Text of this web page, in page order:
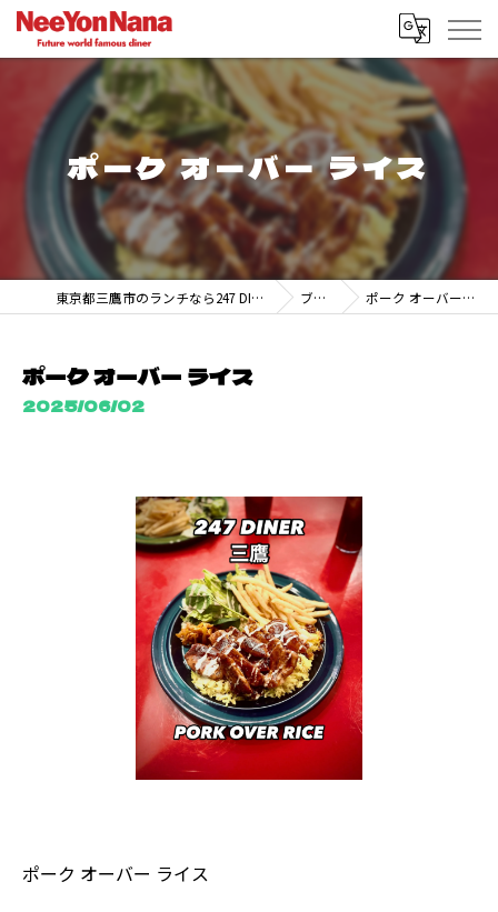
ポーク オーバー ライス
東京都三鷹市のランチなら247 DINER MITAKA ブログ ポーク オーバー ライス
ポーク オーバー ライス
2025/06/02
ポーク オーバー ライス